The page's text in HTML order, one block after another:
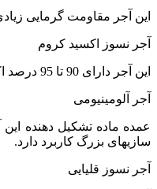
این آجر مقاومت گرمایی
آجر نسوز اکسید کروم
این آجر دارای 90 تا 95 درصد اکسید کروم می باشد و از آن در کوره های صنعت شیشه سازی استفاده می شود.
آجر آلومینیومی
سازیهای بزرگ کاربرد دارد.
آجر نسوز قلیایی